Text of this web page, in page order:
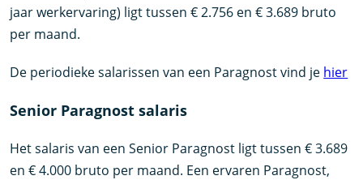
jaar werkervaring) ligt tussen € 2.756 en € 3.689 bruto
per maand.
De periodieke salarissen van een Paragnost vind je hier
Senior Paragnost salaris
Het salaris van een Senior Paragnost ligt tussen € 3.689
en € 4.000 bruto per maand. Een ervaren Paragnost,